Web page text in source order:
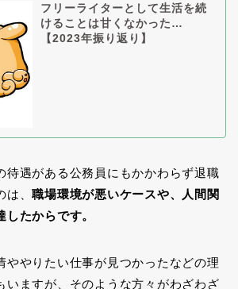
フリーライターとして生活を続
けることは甘くなかった…
【2023年振り返り】
待遇がある公務員にもかかわらず退職
は、職場環境が悪いケースや、人間関
たからです。
ややりたい仕事が見つかったなどの理
いますが、そのような方々がわざわざ